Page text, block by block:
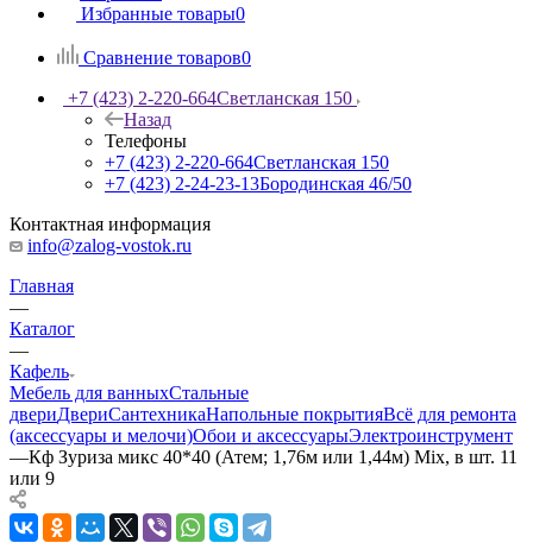
Избранные товары0
Сравнение товаров0
+7 (423) 2-220-664Светланская 150
Назад
Телефоны
+7 (423) 2-220-664Светланская 150
+7 (423) 2-24-23-13Бородинская 46/50
Контактная информация
info@zalog-vostok.ru
Главная
—
Каталог
—
Кафель
Мебель для ванныхСтальные
двериДвериСантехникаНапольные покрытияВсё для ремонта
(аксессуары и мелочи)Обои и аксессуарыЭлектроинструмент
—Кф Зуриза микс 40*40 (Атем; 1,76м или 1,44м) Mix, в шт. 11
или 9